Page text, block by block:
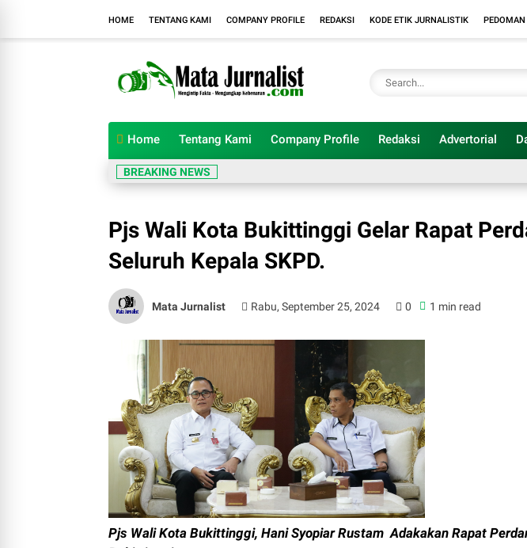
HOME TENTANG KAMI COMPANY PROFILE REDAKSI KODE ETIK JURNALISTIK
Home Tentang Kami Company Profile Redaksi Advertorial
BREAKING NEWS
Pjs Wali Kota Bukittinggi Gelar Rapat
Seluruh Kepala SKPD.
Mata Jurnalist Rabu, September 25, 2024 0 1 min read
Pjs Wali Kota Bukittinggi, Hani Syopiar Rustam Adakakan Rapat